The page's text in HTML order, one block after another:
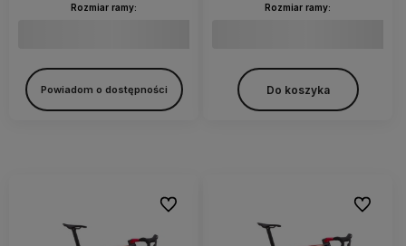
Rozmiar ramy:
Powiadom o dostępności
Rozmiar ramy:
Do koszyka
Do ulubionych Do